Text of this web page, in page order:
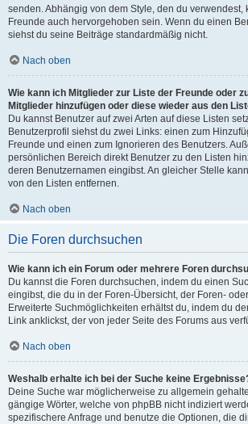
senden. Abhängig von dem Style, den du
Freunde auch hervorgehoben sein. Wenn du einen
siehst du seine Beiträge standardmäßig nicht.
Nach oben
Wie kann ich Mitglieder zur Liste der Freunde oder
Mitglieder hinzufügen oder diese wieder aus den
Du kannst Benutzer auf zwei Arten auf diese Listen
Benutzerprofil siehst du zwei Links: einen zum
Freunde und einen zum Ignorieren des Benutzers.
persönlichen Bereich direkt Benutzer zu den Listen
deren Benutzernamen eingibst. An gleicher Stelle
von den Listen entfernen.
Nach oben
Die Foren durchsuchen
Wie kann ich ein Forum oder mehrere Foren
Du kannst die Foren durchsuchen, indem du einen
eingibst, die du in der Foren-Übersicht, der Foren-
Erweiterte Suchmöglichkeiten erhältst du, indem du
Link anklickst, der von jeder Seite des Forums aus
Nach oben
Weshalb erhalte ich bei der Suche keine
Deine Suche war möglicherweise zu allgemein
gängige Wörter, welche von phpBB nicht indiziert
spezifischere Anfrage und benutze die Optionen, die